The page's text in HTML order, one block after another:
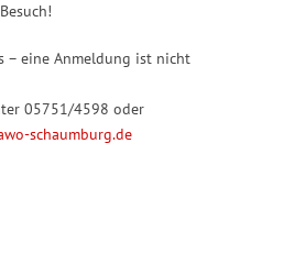
– eine Anmeldung ist nicht
05751/4598 oder
schaumburg.de